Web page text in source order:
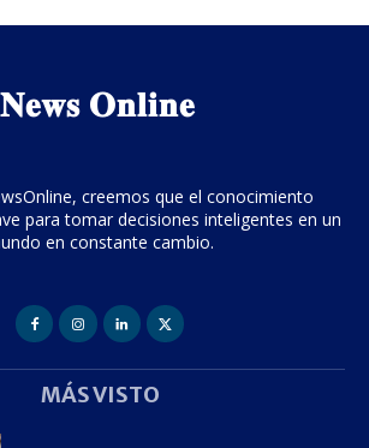
𝐎𝐧𝐥𝐢𝐧𝐞
creemos que el conocimiento
para tomar decisiones inteligentes en un
en constante cambio.
MÁS VISTO